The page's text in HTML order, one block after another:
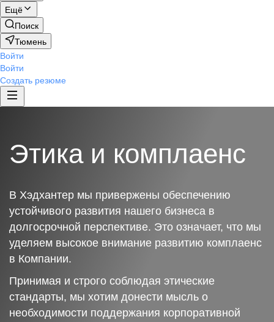
Ещё
Поиск
Тюмень
Войти
Войти
Создать резюме
Этика и комплаенс
В Хэдхантер мы привержены обеспечению
устойчивого развития нашего бизнеса в
долгосрочной перспективе. Это означает, что мы
уделяем высокое внимание развитию комплаенс
в Компании.
Принимая и строго соблюдая этические
стандарты, мы хотим донести мысль о
необходимости поддержания корпоративной